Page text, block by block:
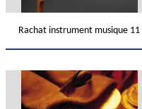
Rachat instrument musique 11